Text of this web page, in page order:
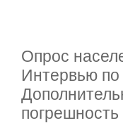
Опрос
Интервью по